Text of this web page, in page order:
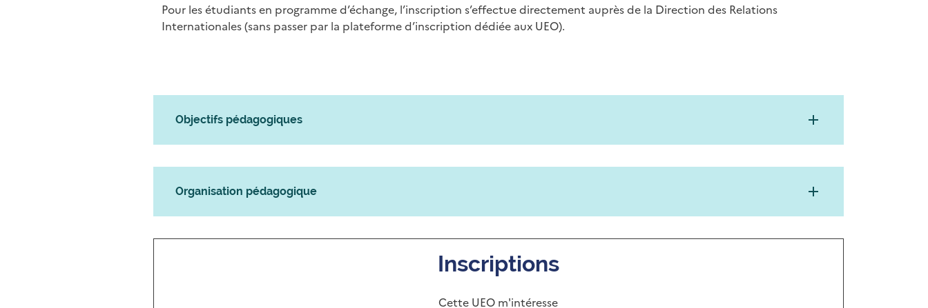
Pour les étudiants en programme d’échange, l’inscription s’effectue directement auprès de la Direction des Relations
Internationales (sans passer par la plateforme d’inscription dédiée aux UEO).
Objectifs pédagogiques
Organisation pédagogique
Inscriptions
Cette UEO m'intéresse